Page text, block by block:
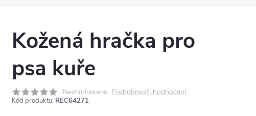
Kožená hračka pro
psa kuře
Neohodnoceno Podrobnosti hodnocení
Kód produktu: REC64271